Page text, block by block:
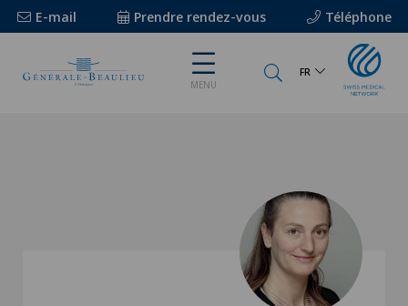
E-mail Prendre rendez-vous Téléphone
MENU
FR